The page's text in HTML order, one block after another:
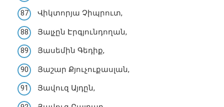
Վիկտորյա Չիպրուտ,
Յալչըն Էրգյունդողան,
Յասեմին Գեդիք,
Յաշար Քյուչուքասլան,
Յավուզ Այդըն,